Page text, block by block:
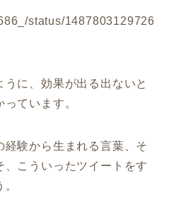
status/1487803129726
に、効果が出る出ないと
ています。
験から生まれる言葉、そ
こういったツイートをす